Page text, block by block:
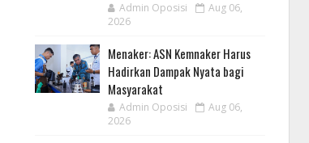
Admin Oposisi
Aug 06,
2026
Menaker: ASN Kemnaker Harus
Hadirkan Dampak Nyata bagi
Masyarakat
Admin Oposisi
Aug 06,
2026